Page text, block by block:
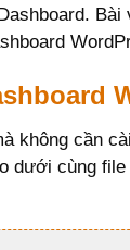
Bài
không cần
dưới cùng